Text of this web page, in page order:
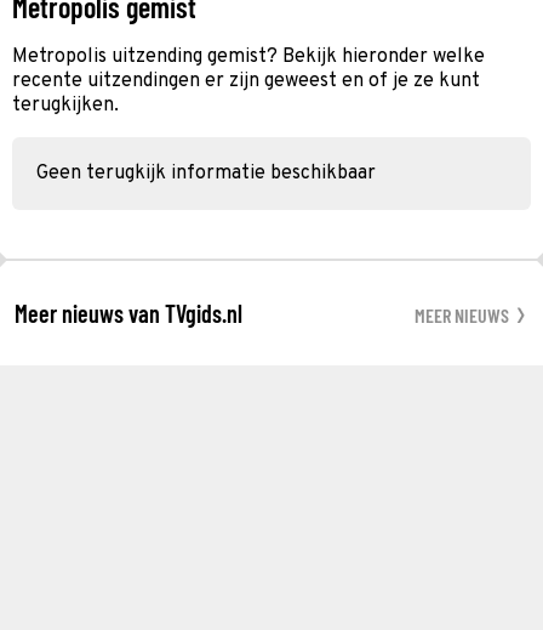
Metropolis uitzending gemist? Bekijk hieronder welke
recente uitzendingen er zijn geweest en of je ze kunt
terugkijken.
Geen terugkijk informatie beschikbaar
Meer nieuws van TVgids.nl MEER NIEUWS